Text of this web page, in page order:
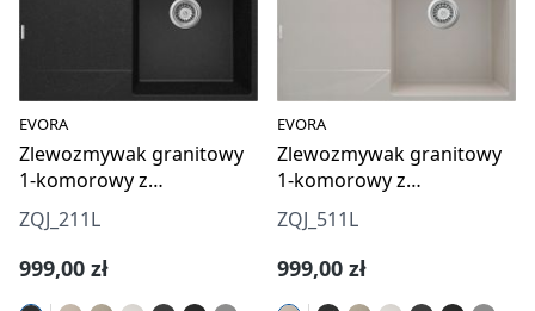
EVORA
Zlewozmywak granitowy
1-komorowy z
ociekaczem - lewy
ZQJ_211L
Cena regularna:
999,00 zł
EVORA
Zlewozmywak granitowy
1-komorowy z
ociekaczem - lewy
ZQJ_511L
Cena regularna:
999,00 zł